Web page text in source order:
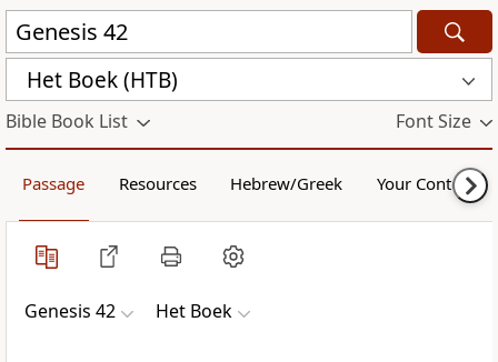
Het Boek (HTB)
Bible Book List Font Size
Passage Resources Hebrew/Greek Your Content
Genesis 42 Het Boek